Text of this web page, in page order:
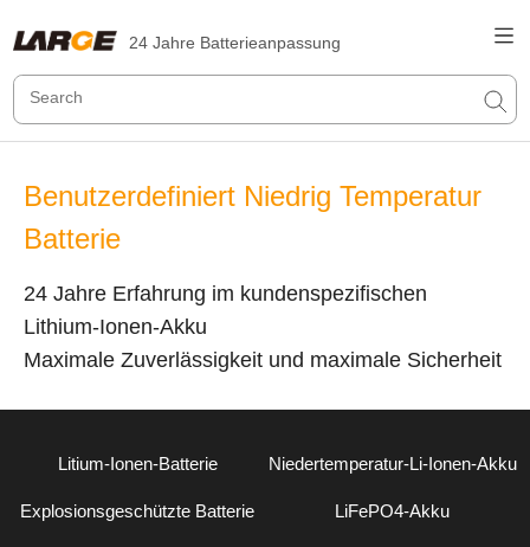
24 Jahre Batterieanpassung
Benutzerdefiniert Niedrig Temperatur
Batterie
24 Jahre Erfahrung im kundenspezifischen
Lithium-Ionen-Akku
Maximale Zuverlässigkeit und maximale Sicherheit
Litium-Ionen-Batterie Niedertemperatur-Li-Ionen-Akku
Explosionsgeschützte Batterie LiFePO4-Akku